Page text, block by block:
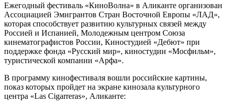
Ежегодный фестиваль «КиноВолна» в Аликанте организован
Ассоциацией Эмигрантов Стран Восточной Европы «ЛАД»,
которая способствует развитию культурных связей между
Россией и Испанией, Молодежным центром Союза
кинематографистов России, Киностудией «Дебют» при
поддержке фонда «Русский мир», киностудии «Мосфильм»,
туристической компании «Арфа».
В программу кинофестиваля вошли российские картины,
показ которых пройдет на экране кинозала культурного
центра «Las Cigarreras», Аликанте: